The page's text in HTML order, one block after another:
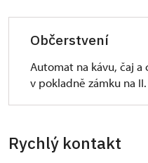
Občerstvení
Automat na kávu, čaj
v pokladně zámku na
Rychlý kontakt